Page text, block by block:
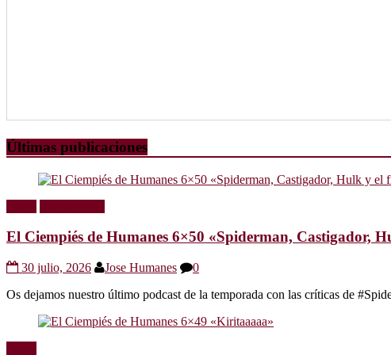
Últimas publicaciones
El Ciempiés de Humanes 6×50 «Spiderman, Castigador,
30 julio, 2026 Jose Humanes
0
Os dejamos nuestro último podcast de la temporada con las críticas de